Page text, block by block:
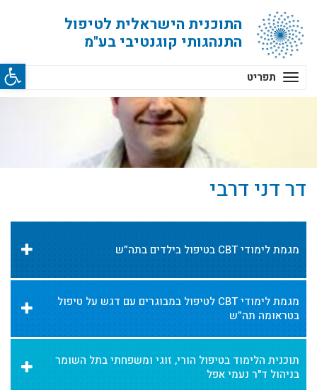
פתח
התוכנית הישראלית לטיפול
התנהגותי קוגנטיבי בע"מ
תפריט
דר דני דרבי
מגמת לימודי CBT בטיפול בילדים בתה”ש
מגמת לימודי CBT לטיפול במבוגרים עם דגש על טיפול
בטראומה תה”ש
תוכנית הלימוד בטיפול הורי, זוגי ומשפחתי בתל השומר
בניהול ד"ר נעמי אפל